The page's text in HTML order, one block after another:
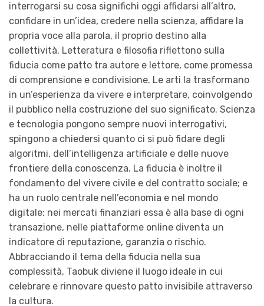
interrogarsi su cosa significhi oggi affidarsi all’altro,
confidare in un’idea, credere nella scienza, affidare la
propria voce alla parola, il proprio destino alla
collettività. Letteratura e filosofia riflettono sulla
fiducia come patto tra autore e lettore, come promessa
di comprensione e condivisione. Le arti la trasformano
in un’esperienza da vivere e interpretare, coinvolgendo
il pubblico nella costruzione del suo significato. Scienza
e tecnologia pongono sempre nuovi interrogativi,
spingono a chiedersi quanto ci si può fidare degli
algoritmi, dell’intelligenza artificiale e delle nuove
frontiere della conoscenza. La fiducia è inoltre il
fondamento del vivere civile e del contratto sociale; e
ha un ruolo centrale nell’economia e nel mondo
digitale: nei mercati finanziari essa è alla base di ogni
transazione, nelle piattaforme online diventa un
indicatore di reputazione, garanzia o rischio.
Abbracciando il tema della fiducia nella sua
complessità, Taobuk diviene il luogo ideale in cui
celebrare e rinnovare questo patto invisibile attraverso
la cultura.